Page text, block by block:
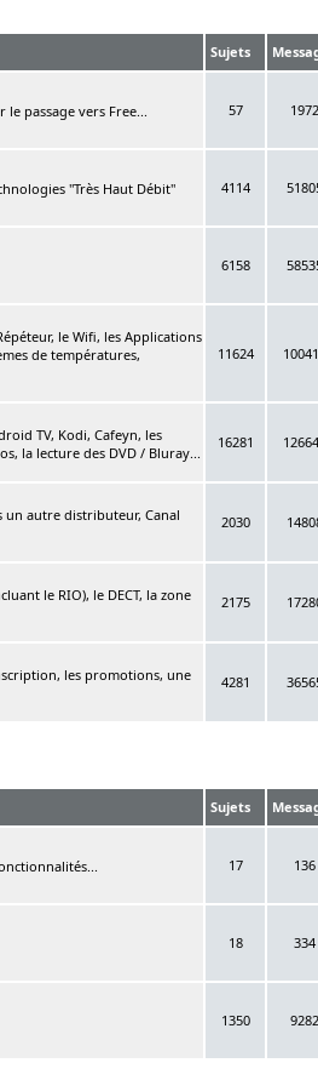
Sujets
passage vers Free... 57 1972
"Très Haut Débit" 4114
6158
le Wifi, les Applications
de températures,
11624
TV, Kodi, Cafeyn, les
la lecture des DVD / Bluray...
16281
un autre distributeur, Canal
2030
le RIO), le DECT, la zone
2175
les promotions, une
4281
Sujets
17 136
18 334
1350 9282